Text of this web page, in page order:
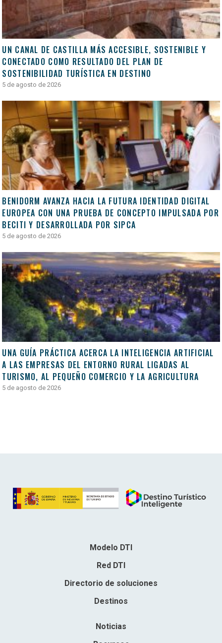
UN CANAL DE CASTILLA MÁS ACCESIBLE, SOSTENIBLE Y
CONECTADO COMO RESULTADO DEL PLAN DE
SOSTENIBILIDAD TURÍSTICA EN DESTINO
5 de agosto de 2026
BENIDORM AVANZA HACIA LA FUTURA IDENTIDAD DIGITAL
EUROPEA CON UNA PRUEBA DE CONCEPTO IMPULSADA POR
BECITI Y DESARROLLADA POR SIPCA
5 de agosto de 2026
UNA GUÍA PRÁCTICA ACERCA LA INTELIGENCIA ARTIFICIAL
A LAS EMPRESAS DEL ENTORNO RURAL LIGADAS AL
TURISMO, AL PEQUEÑO COMERCIO Y LA AGRICULTURA
5 de agosto de 2026
Modelo DTI
Red DTI
Directorio de soluciones
Destinos
Noticias